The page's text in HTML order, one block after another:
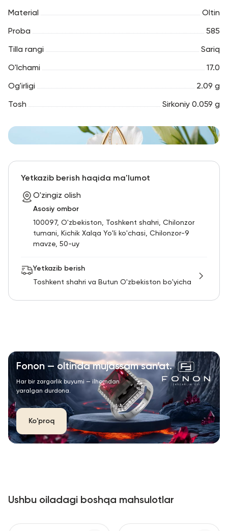
Material Oltin
Proba 585
Tilla rangi Sariq
O'lchami 17.0
Og'irligi 2.09 g
Tosh Sirkoniy 0.059 g
Yetkazib berish haqida ma'lumot
O'zingiz olish
Asosiy ombor
100097, O'zbekiston, Toshkent shahri, Chilonzor
tumani, Kichik Xalqa Yo'li ko'chasi, Chilonzor-9
mavze, 50-uy
Yetkazib berish
Toshkent shahri va Butun O'zbekiston bo'yicha
Fonon — oltinda mujassam san’at.
Har bir zargarlik buyumi — ilhomdan
yaralgan durdona.
Ko'proq
Ushbu oiladagi boshqa mahsulotlar